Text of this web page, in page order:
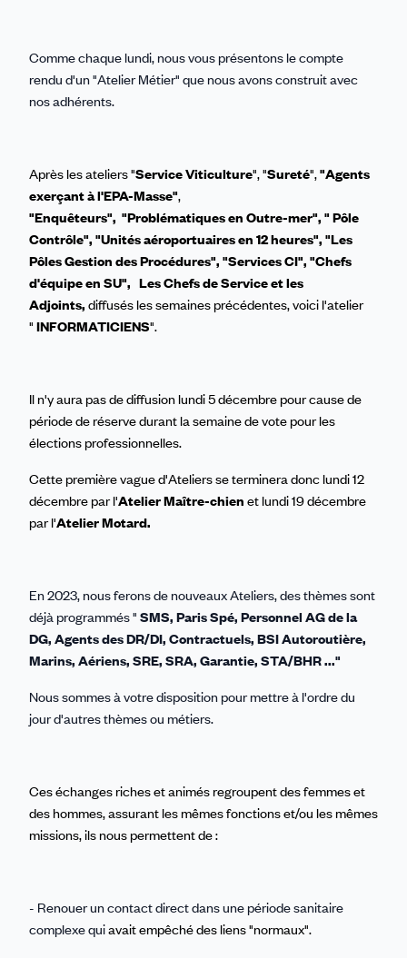
Comme chaque lundi, nous vous présentons le compte
rendu d'un "Atelier Métier" que nous avons construit avec
nos adhérents.
Après les ateliers "Service Viticulture", "Sureté","Agents
exerçant à l'EPA-Masse",
"Enquêteurs", "Problématiques en Outre-mer", " Pôle
Contrôle", "Unités aéroportuaires en 12 heures", "Les
Pôles Gestion des Procédures", "Services CI", "Chefs
d'équipe en SU", Les Chefs de Service et les
Adjoints, diffusés les semaines précédentes, voici l'atelier
" INFORMATICIENS".
Il n'y aura pas de diffusion lundi 5 décembre pour cause de
période de réserve durant la semaine de vote pour les
élections professionnelles.
Cette première vague d'Ateliers se terminera donc lundi 12
décembre par l'Atelier Maître-chien et lundi 19 décembre
par l'Atelier Motard.
En 2023, nous ferons de nouveaux Ateliers, des thèmes sont
déjà programmés " SMS, Paris Spé, Personnel AG de la
DG, Agents des DR/DI, Contractuels, BSI Autoroutière,
Marins, Aériens, SRE, SRA, Garantie, STA/BHR ..."
Nous sommes à votre disposition pour mettre à l'ordre du
jour d'autres thèmes ou métiers.
Ces échanges riches et animés regroupent des femmes et
des hommes, assurant les mêmes fonctions et/ou les mêmes
missions, ils nous permettent de :
- Renouer un contact direct dans une période sanitaire
complexe quiavait empêché des liens "normaux".